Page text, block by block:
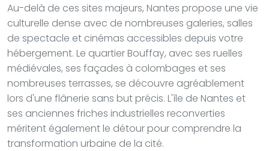
Au-delà de ces sites majeurs, Nantes propose une vie
culturelle dense avec de nombreuses galeries, salles
de spectacle et cinémas accessibles depuis votre
hébergement. Le quartier Bouffay, avec ses ruelles
médiévales, ses façades à colombages et ses
nombreuses terrasses, se découvre agréablement
lors d'une flânerie sans but précis. L'île de Nantes et
ses anciennes friches industrielles reconverties
méritent également le détour pour comprendre la
transformation urbaine de la cité.